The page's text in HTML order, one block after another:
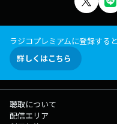
ラジコプレミアムに登録する
詳しくはこちら
聴取について
配信エリア